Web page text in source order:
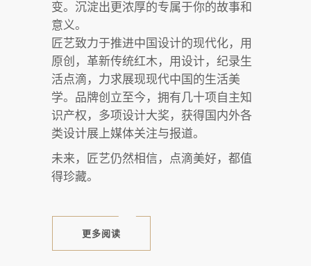
变。沉淀出更浓厚的专属于你的故事和
意义。
匠艺致力于推进中国设计的现代化，用
原创，革新传统红木，用设计，纪录生
活点滴，力求展现现代中国的生活美
学。品牌创立至今，拥有几十项自主知
识产权，多项设计大奖，获得国内外各
类设计展上媒体关注与报道。
未来，匠艺仍然相信，点滴美好，都值
得珍藏。
更多阅读